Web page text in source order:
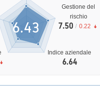
Indice aziendale
6.64
Gestione del
rischio
7.50 / 0.22
6.43